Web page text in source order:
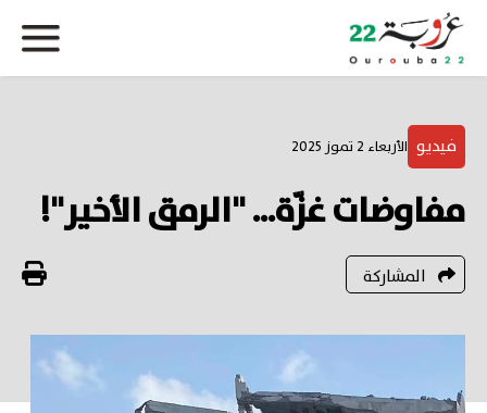
فيديو الأربعاء 2 تموز 2025
مفاوضات غزّة... "الرمق الأخير"!
المشاركة